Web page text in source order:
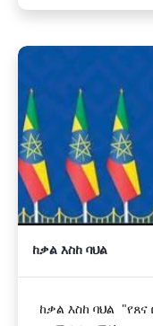
ከቃል እስከ ባህል
ከቃል እስከ ባህል